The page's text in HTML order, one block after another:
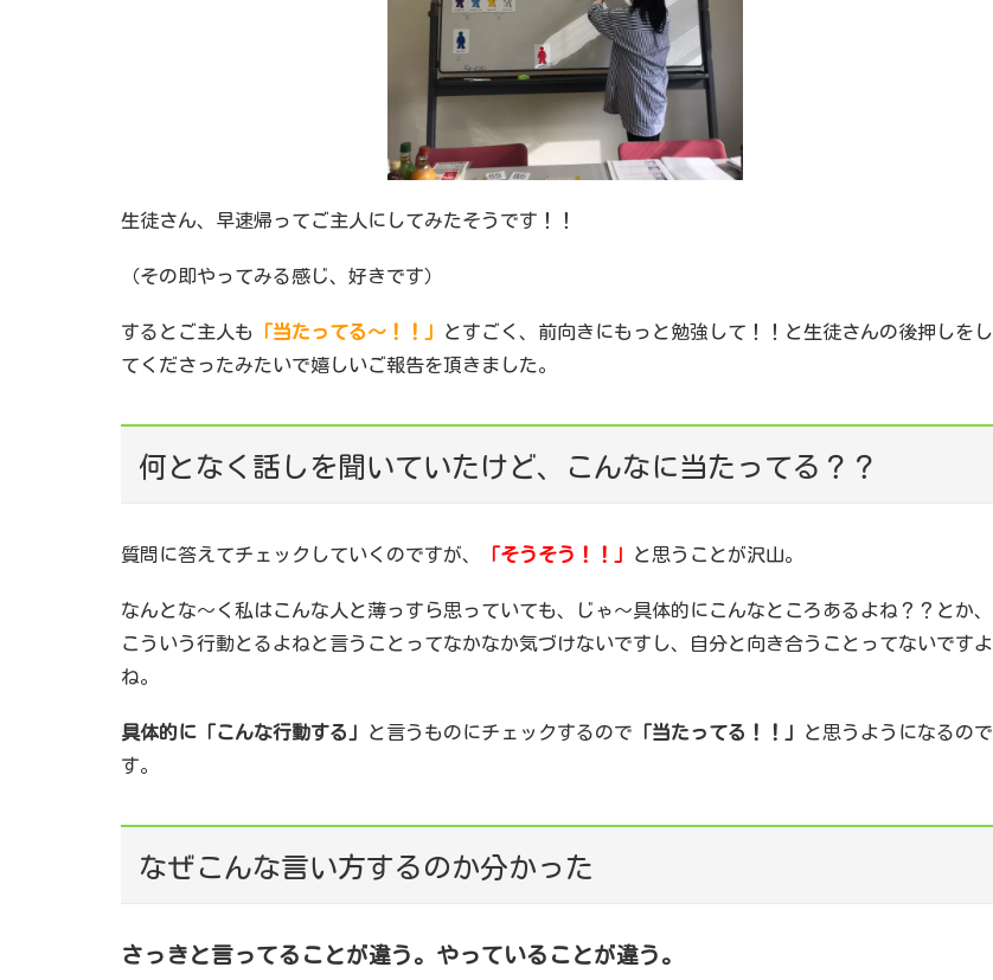
生徒さん、早速帰ってご主人にしてみたそうです！！
（その即やってみる感じ、好きです）
するとご主人も 「当たってる～！！」
とすごく、前向きにもっと勉強して！！と生徒さんの後押しをし
てくださったみたいで嬉しいご報告を頂きました。
何となく話しを聞いていたけど、こんなに当たってる？？
質問に答えてチェックしていくのですが、 「そうそう！！」 と思うことが沢山。
なんとな～く私はこんな人と薄っすら思っていても、じゃ～具体的にこんなところあるよね？？とか、
こういう行動とるよねと言うことってなかなか気づけないですし、自分と向き合うことってないですよ
ね。
具体的に「こんな行動する」 と言うものにチェックするので 「当たってる！！」
と思うようになるので
す。
なぜこんな言い方するのか分かった
さっきと言ってることが違う。やっていることが違う。